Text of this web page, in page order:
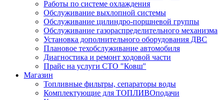
Работы по системе охлаждения
Обслуживание выхлопной системы
Обслуживание цилиндро-поршневой группы
Обслуживание газораспределительного механизма
Установка дополнительного оборудования ДВС
Плановое техобслуживание автомобиля
Диагностика и ремонт ходовой части
Прайс на услуги СТО "Ковш"
Магазин
Топливные фильтры, сепараторы воды
Комплектующие для ТОПЛИВОподачи